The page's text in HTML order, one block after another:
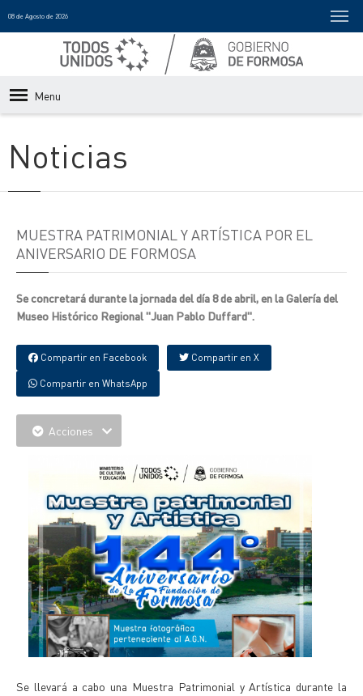
08 de Agosto de 2026
Menu
Noticias
MUESTRA PATRIMONIAL Y ARTÍSTICA POR EL
ANIVERSARIO DE FORMOSA
Se concretará durante la jornada del día 8 de abril, en la Galería del
Museo Histórico Regional "Juan Pablo Duffard".
Compartir en Facebook Compartir en X
Compartir en WhatsApp
Acciones
Se llevará a cabo una Muestra Patrimonial y Artística durante la